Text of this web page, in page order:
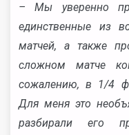
– Мы уверенно
единственные из
матчей, а также
сложном матче
сожалению, в 1/4
Для меня это
разбирали его